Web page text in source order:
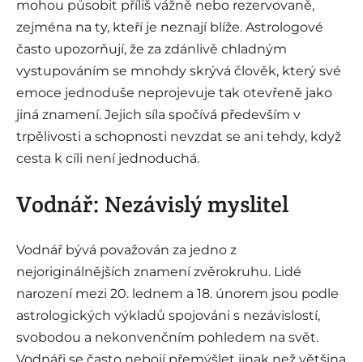
mohou působit příliš vážně nebo rezervovaně,
zejména na ty, kteří je neznají blíže. Astrologové
často upozorňují, že za zdánlivě chladným
vystupováním se mnohdy skrývá člověk, který své
emoce jednoduše neprojevuje tak otevřeně jako
jiná znamení. Jejich síla spočívá především v
trpělivosti a schopnosti nevzdat se ani tehdy, když
cesta k cíli není jednoduchá.
Vodnář: Nezávislý myslitel
Vodnář bývá považován za jedno z
nejoriginálnějších znamení zvěrokruhu. Lidé
narození mezi 20. lednem a 18. únorem jsou podle
astrologických výkladů spojováni s nezávislostí,
svobodou a nekonvenčním pohledem na svět.